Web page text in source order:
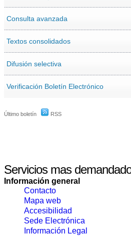
Consulta avanzada
Textos consolidados
Difusión selectiva
Verificación Boletín Electrónico
Último boletín RSS
Servicios mas
Información general
Contacto
Mapa web
Accesibilidad
Sede Electrónica
Información Legal